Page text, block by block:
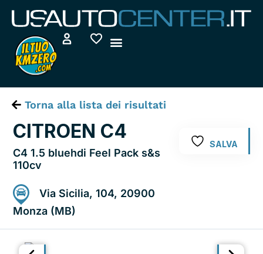
contenuto
Torna alla lista dei risultati
CITROEN C4
C4 1.5 bluehdi Feel Pack s&s
110cv
Via Sicilia, 104, 20900
Monza (MB)
SALVA